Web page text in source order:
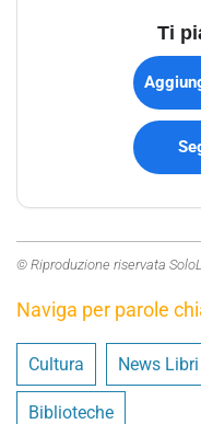
Ti
© Riproduzione riservata
Naviga per parole
Cultura News Libri
Biblioteche